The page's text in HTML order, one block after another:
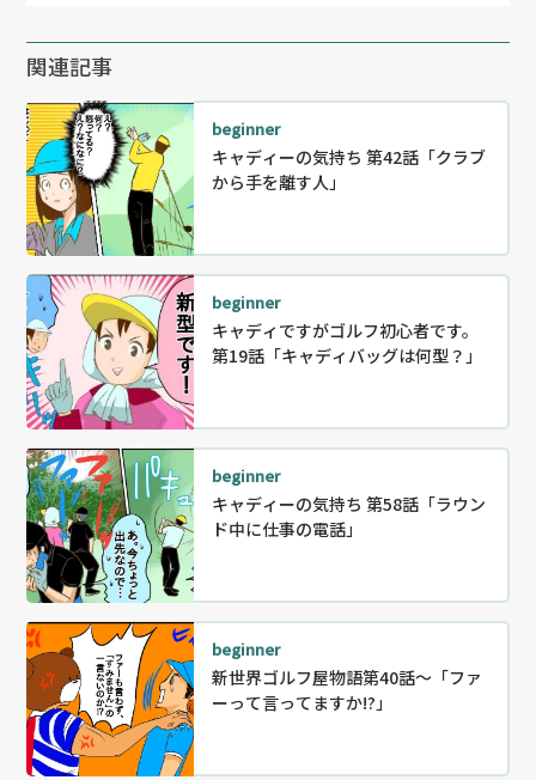
関連記事
beginner
キャディーの気持ち 第42話「クラブ
から手を離す人」
beginner
キャディですがゴルフ初心者です。
第19話「キャディバッグは何型？」
beginner
キャディーの気持ち 第58話「ラウン
ド中に仕事の電話」
beginner
新世界ゴルフ屋物語第40話～「ファ
ーって言ってますか!?」